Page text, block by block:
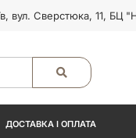
вул. Сверстюка, 11, БЦ
ДОСТАВКА І ОПЛАТА